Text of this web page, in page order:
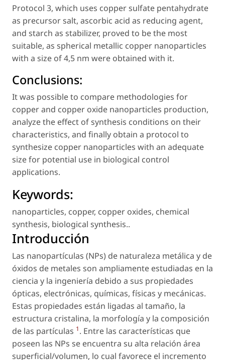
Protocol 3, which uses copper sulfate pentahydrate
as precursor salt, ascorbic acid as reducing agent,
and starch as stabilizer, proved to be the most
suitable, as spherical metallic copper nanoparticles
with a size of 4,5 nm were obtained with it.
Conclusions:
It was possible to compare methodologies for
copper and copper oxide nanoparticles production,
analyze the effect of synthesis conditions on their
characteristics, and finally obtain a protocol to
synthesize copper nanoparticles with an adequate
size for potential use in biological control
applications.
Keywords:
nanoparticles, copper, copper oxides, chemical
synthesis, biological synthesis..
Introducción
Las nanopartículas (NPs) de naturaleza metálica y de
óxidos de metales son ampliamente estudiadas en la
ciencia y la ingeniería debido a sus propiedades
ópticas, electrónicas, químicas, físicas y mecánicas.
Estas propiedades están ligadas al tamaño, la
estructura cristalina, la morfología y la composición
de las partículas 1. Entre las características que
poseen las NPs se encuentra su alta relación área
superficial/volumen, lo cual favorece el incremento